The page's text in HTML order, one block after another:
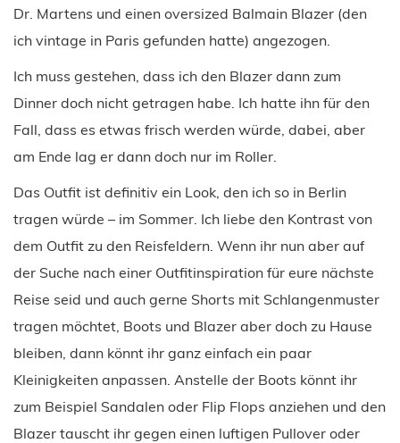
Dr. Martens und einen oversized Balmain Blazer (den
ich vintage in Paris gefunden hatte) angezogen.
Ich muss gestehen, dass ich den Blazer dann zum
Dinner doch nicht getragen habe. Ich hatte ihn für den
Fall, dass es etwas frisch werden würde, dabei, aber
am Ende lag er dann doch nur im Roller.
Das Outfit ist definitiv ein Look, den ich so in Berlin
tragen würde – im Sommer. Ich liebe den Kontrast von
dem Outfit zu den Reisfeldern. Wenn ihr nun aber auf
der Suche nach einer Outfitinspiration für eure nächste
Reise seid und auch gerne Shorts mit Schlangenmuster
tragen möchtet, Boots und Blazer aber doch zu Hause
bleiben, dann könnt ihr ganz einfach ein paar
Kleinigkeiten anpassen. Anstelle der Boots könnt ihr
zum Beispiel Sandalen oder Flip Flops anziehen und den
Blazer tauscht ihr gegen einen luftigen Pullover oder